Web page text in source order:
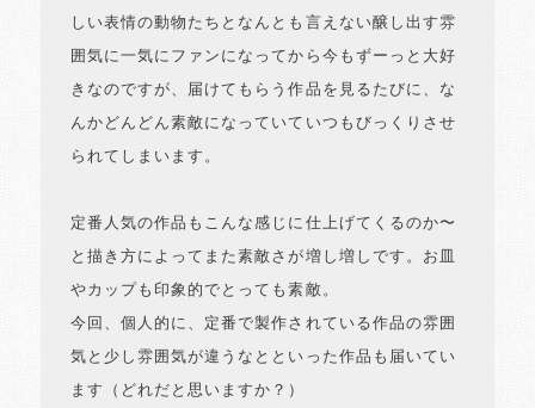
しい表情の動物たちとなんとも言えない醸し出す雰
囲気に一気にファンになってから今もずーっと大好
きなのですが、届けてもらう作品を見るたびに、な
んかどんどん素敵になっていていつもびっくりさせ
られてしまいます。
定番人気の作品もこんな感じに仕上げてくるのか〜
と描き方によってまた素敵さが増し増しです。お皿
やカップも印象的でとっても素敵。
今回、個人的に、定番で製作されている作品の雰囲
気と少し雰囲気が違うなとといった作品も届いてい
ます（どれだと思いますか？）